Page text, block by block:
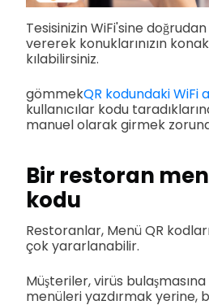
Tesisinizin WiFi'sine
vererek konuklarınızın
kılabilirsiniz.
gömmekQR kodundaki WiFi
kullanıcılar kodu
manuel olarak girmek
Bir restoran
kodu
Restoranlar, Menü QR
çok yararlanabilir.
Müşteriler, virüs
menüleri yazdırmak yerine,